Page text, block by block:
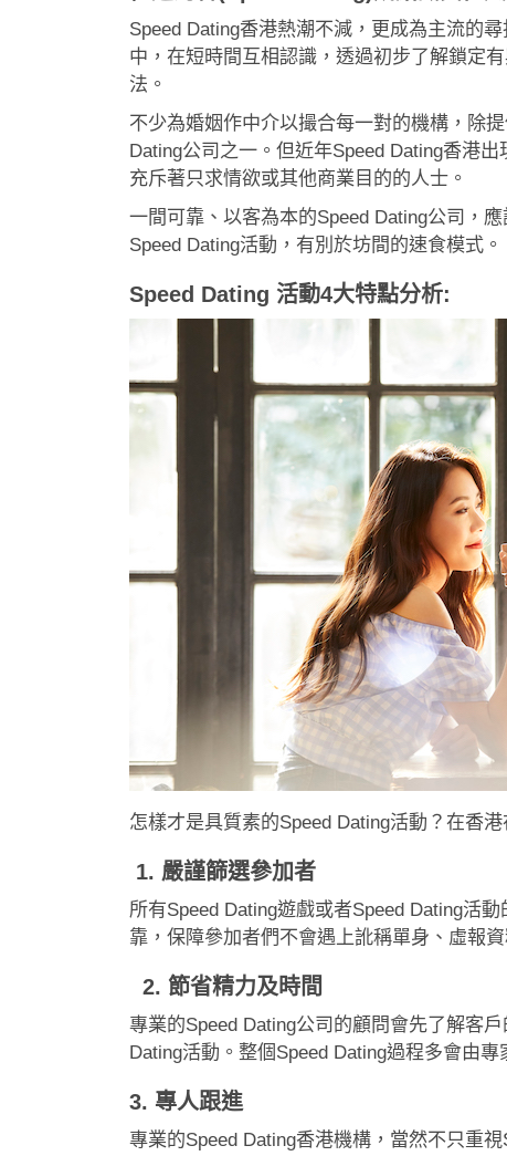
Speed Dating香港熱潮不減，更成為主流的
中，在短時間互相認識，透過初步了解鎖定
法。
不少為婚姻作中介以撮合每一對的機構，除
Dating公司之一。但近年Speed Dating香港
充斥著只求情欲或其他商業目的的人士。
一間可靠、以客為本的Speed Dating公司，
Speed Dating活動，有別於坊間的速食模式。
Speed Dating 活動4大特點分析:
怎樣才是具質素的Speed Dating活動？在香
1. 嚴謹篩選參加者
所有Speed Dating遊戲或者Speed Dating活
靠，保障參加者們不會遇上訛稱單身、虛報
2. 節省精力及時間
專業的Speed Dating公司的顧問會先了解客
Dating活動。整個Speed Dating過程多會由
3. 專人跟進
專業的Speed Dating香港機構，當然不只重